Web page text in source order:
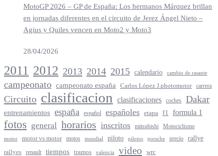
MotoGP 2026 – GP de España: Los hermanos Márquez brillan
en jornadas diferentes en el circuito de Jerez Ángel Nieto –
Agius y Quiles vencen en Moto2 y Moto3
28/04/2026
2011 2012 2013 2014 2015 calendario cambio de rasante
campeonato campeonato españa Carlos López J.photomotor carrera
Circuito clasificacion clasificaciones coches Dakar
entrenamientos españa español españoles etapa f1 formula 1
fotos general horarios inscritos mitsubishi Motociclismo
motor motor vs motor motos mundial piloto pilotos porsche precio rallye
rallyes renault tiempos tramos valencia video wrc